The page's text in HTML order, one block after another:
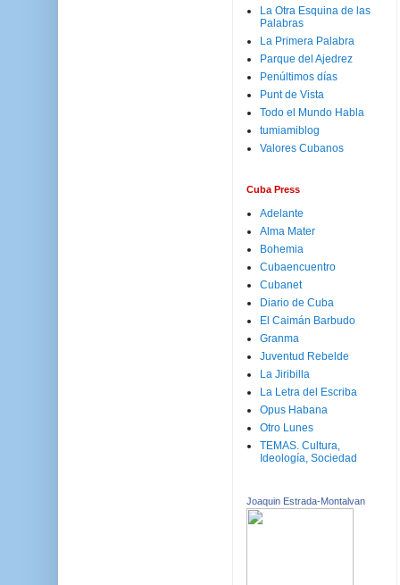
La Otra Esquina de las
Palabras
La Primera Palabra
Parque del Ajedrez
Penúltimos días
Punt de Vista
Todo el Mundo Habla
tumiamiblog
Valores Cubanos
Cuba Press
Adelante
Alma Mater
Bohemia
Cubaencuentro
Cubanet
Diario de Cuba
El Caimán Barbudo
Granma
Juventud Rebelde
La Jiribilla
La Letra del Escriba
Opus Habana
Otro Lunes
TEMAS. Cultura,
Ideología, Sociedad
Joaquin Estrada-Montalvan